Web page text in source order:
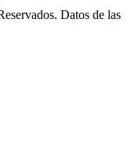
Datos de las